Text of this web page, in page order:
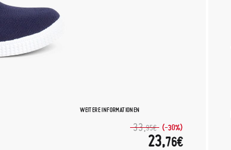
WEITERE INFORMATIONEN
33,95€ (-30%)
23,76€